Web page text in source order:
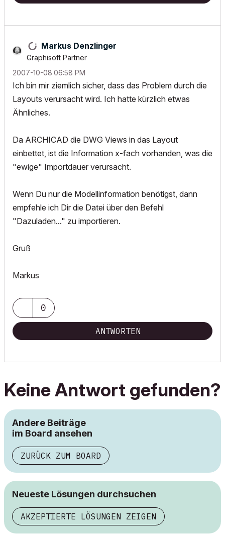
Markus Denzlinger
Graphisoft Partner
‎2007-10-08 06:58 PM
Ich bin mir ziemlich sicher, dass das Problem durch die
Layouts verursacht wird. Ich hatte kürzlich etwas
Ähnliches.
Da ARCHICAD die DWG Views in das Layout
einbettet, ist die Information x-fach vorhanden, was die
"ewige" Importdauer verursacht.
Wenn Du nur die Modellinformation benötigst, dann
empfehle ich Dir die Datei über den Befehl
"Dazuladen..." zu importieren.
Gruß
Markus
0
ANTWORTEN
Keine Antwort gefunden?
Andere Beiträge
im Board ansehen
ZURÜCK ZUM BOARD
Neueste Lösungen durchsuchen
AKZEPTIERTE LÖSUNGEN ZEIGEN